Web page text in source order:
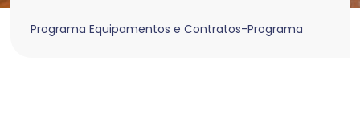
Programa Equipamentos e Contratos-Programa